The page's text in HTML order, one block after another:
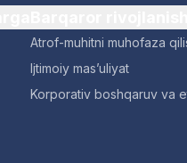
Atrof-muhitni muhofaza
Ijtimoiy mas’uliyat
Korporativ boshqaruv va